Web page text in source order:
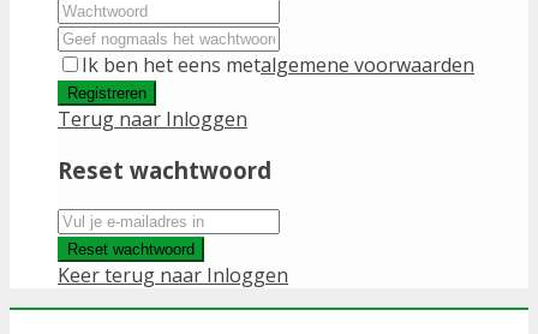
Ik ben het eens metalgemene voorwaarden
Registreren
Terug naar Inloggen
Reset wachtwoord
Reset wachtwoord
Keer terug naar Inloggen